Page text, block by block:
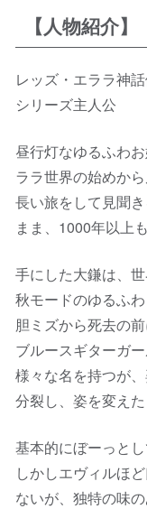
【人物紹介】
レッズ・エララ神
シリーズ主人公
昼行灯なゆるふわ
ララ世界の始めか
長い旅をして見聞
まま、1000年以上
手にした大鎌は、
秋モードのゆるふ
胆ミズから死去の前
ブルースギターガ
様々な名を持つが
分裂し、姿を変え
基本的にぼーっとし
しかしエヴィルほ
ないが、独特の味